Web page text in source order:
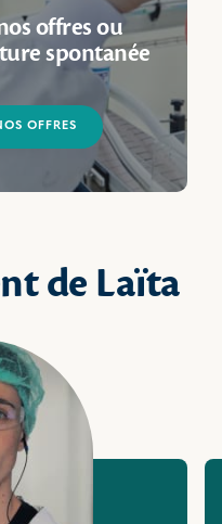
offres ou
spontanée
OFFRES
de Laïta